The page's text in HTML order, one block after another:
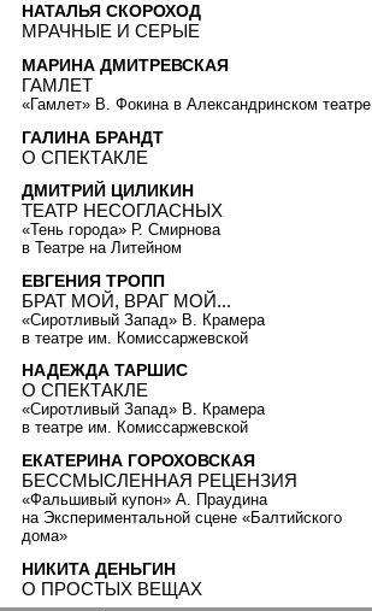
НАТАЛЬЯ СКОРОХОД
МРАЧНЫЕ И СЕРЫЕ
МАРИНА ДМИТРЕВСКАЯ
ГАМЛЕТ
«Гамлет» В. Фокина в Александринском театре
ГАЛИНА БРАНДТ
О СПЕКТАКЛЕ
ДМИТРИЙ ЦИЛИКИН
ТЕАТР НЕСОГЛАСНЫХ
«Тень города» Р. Смирнова
в Театре на Литейном
ЕВГЕНИЯ ТРОПП
БРАТ МОЙ, ВРАГ МОЙ...
«Сиротливый Запад» В. Крамера
в театре им. Комиссаржевской
НАДЕЖДА ТАРШИС
О СПЕКТАКЛЕ
«Сиротливый Запад» В. Крамера
в театре им. Комиссаржевской
ЕКАТЕРИНА ГОРОХОВСКАЯ
БЕССМЫСЛЕННАЯ РЕЦЕНЗИЯ
«Фальшивый купон» А. Праудина
на Экспериментальной сцене «Балтийского
дома»
НИКИТА ДЕНЬГИН
О ПРОСТЫХ ВЕЩАХ